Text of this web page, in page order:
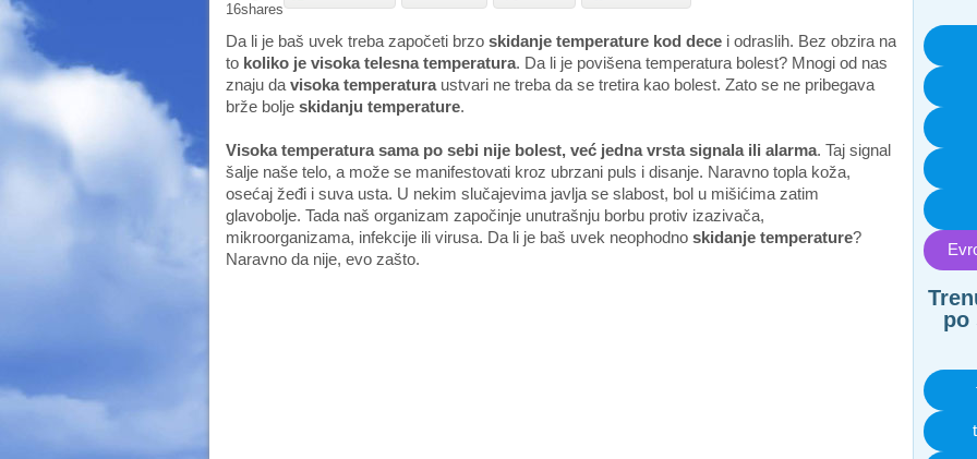
16shares
Da li je baš uvek treba započeti brzo skidanje temperature kod dece i odraslih. Bez obzira na
to koliko je visoka telesna temperatura. Da li je povišena temperatura bolest? Mnogi od nas
znaju da visoka temperaturaustvari ne treba da se tretira kao bolest. Zato se ne pribegava
brže bolje skidanju temperature.
Visoka temperatura sama po sebi nije bolest, već jedna vrsta signala ili alarma. Taj signal
šalje naše telo, a može se manifestovati kroz ubrzani puls i disanje. Naravno topla koža,
osećaj žeđi i suva usta. U nekim slučajevima javlja se slabost, bol u mišićima zatim
glavobolje. Tada naš organizam započinje unutrašnju borbu protiv izazivača,
mikroorganizama, infekcije ili virusa. Da li je baš uvek neophodno skidanje temperature?
Naravno da nije, evo zašto.
po